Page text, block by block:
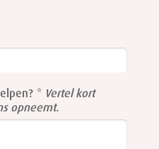
Vertel kort
opneemt.